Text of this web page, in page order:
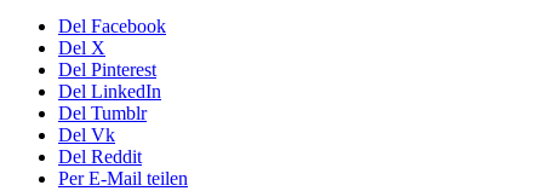
Del Facebook
Del X
Del Pinterest
Del LinkedIn
Del Tumblr
Del Vk
Del Reddit
Per E-Mail teilen